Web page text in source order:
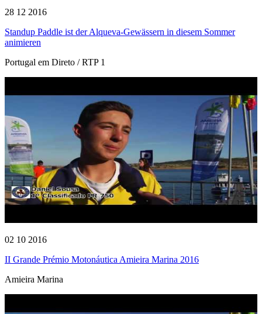
28 12 2016
Standup Paddle ist der Alqueva-Gewässern in diesem Sommer
animieren
Portugal em Direto / RTP 1
02 10 2016
II Grande Prémio Motonáutica Amieira Marina 2016
Amieira Marina